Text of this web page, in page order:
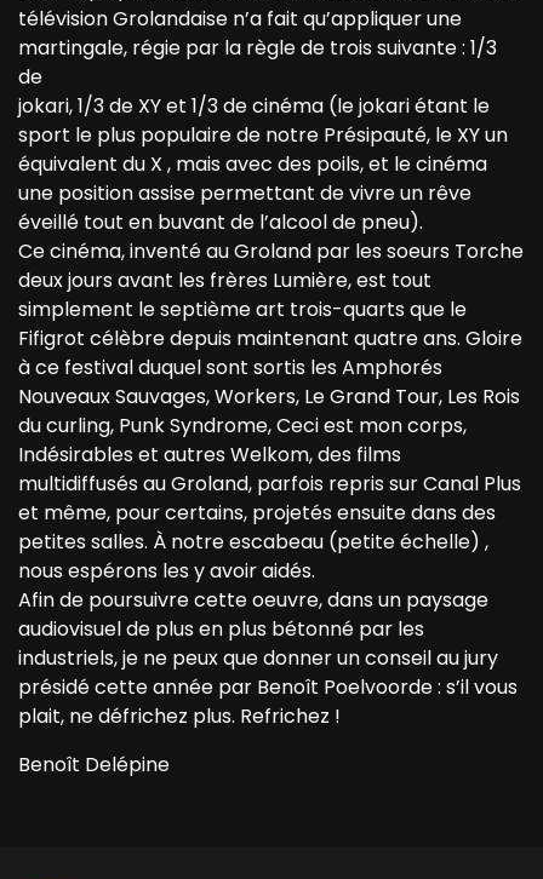
télévision Grolandaise n’a fait qu’appliquer une
martingale, régie par la règle de trois suivante : 1/3
de
jokari, 1/3 de XY et 1/3 de cinéma (le jokari étant le
sport le plus populaire de notre Présipauté, le XY un
équivalent du X , mais avec des poils, et le cinéma
une position assise permettant de vivre un rêve
éveillé tout en buvant de l’alcool de pneu).
Ce cinéma, inventé au Groland par les soeurs Torche
deux jours avant les frères Lumière, est tout
simplement le septième art trois-quarts que le
Fifigrot célèbre depuis maintenant quatre ans. Gloire
à ce festival duquel sont sortis les Amphorés
Nouveaux Sauvages, Workers, Le Grand Tour, Les Rois
du curling, Punk Syndrome, Ceci est mon corps,
Indésirables et autres Welkom, des films
multidiffusés au Groland, parfois repris sur Canal Plus
et même, pour certains, projetés ensuite dans des
petites salles. À notre escabeau (petite échelle) ,
nous espérons les y avoir aidés.
Afin de poursuivre cette oeuvre, dans un paysage
audiovisuel de plus en plus bétonné par les
industriels, je ne peux que donner un conseil au jury
présidé cette année par Benoît Poelvoorde : s’il vous
plait, ne défrichez plus. Refrichez !
Benoît Delépine